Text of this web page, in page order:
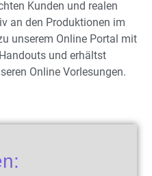
Kunden und realen
an den Produktionen im
unserem Online Portal mit
und erhältst
Online Vorlesungen.